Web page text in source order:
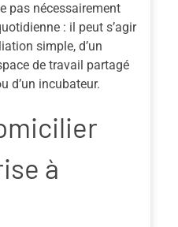
pas nécessairement
: il peut s’agir
simple, d’un
de travail partagé
d’un incubateur.
à